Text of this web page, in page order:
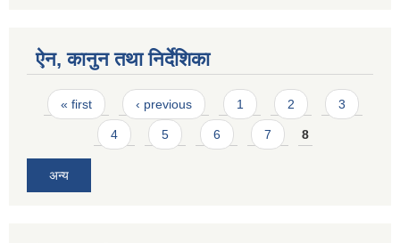
ऐन, कानुन तथा निर्देशिका
Pages
« first ‹ previous 1 2 3
4 5 6 7 8
अन्य